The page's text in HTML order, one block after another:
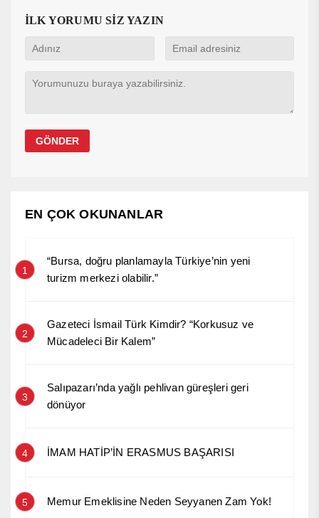
İLK YORUMU SİZ YAZIN
EN ÇOK OKUNANLAR
1
“Bursa, doğru planlamayla Türkiye’nin yeni
turizm merkezi olabilir.”
2
Gazeteci İsmail Türk Kimdir? “Korkusuz ve
Mücadeleci Bir Kalem”
3
Salıpazarı’nda yağlı pehlivan güreşleri geri
dönüyor
4 İMAM HATİP’İN ERASMUS BAŞARISI
5 Memur Emeklisine Neden Seyyanen Zam Yok!